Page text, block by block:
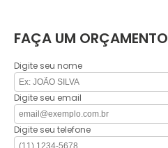
FAÇA UM ORÇAMENTO
Digite seu nome
Digite seu email
Digite seu telefone